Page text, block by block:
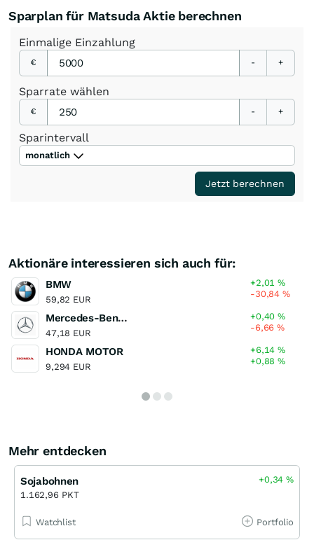
Sparplan für Matsuda Aktie berechnen
Einmalige Einzahlung
€ - +
Sparrate wählen
€ - +
Sparintervall
monatlich
Jetzt berechnen
Aktionäre interessieren sich auch für:
BMW
59,82 EUR
+2,01%
-30,84%
Mercedes-Benz Group
47,18 EUR
+0,40%
-6,66%
HONDA MOTOR
9,294 EUR
+6,14%
+0,88%
Mehr entdecken
Sojabohnen
1.162,96 PKT
+0,34%
Watchlist Portfolio